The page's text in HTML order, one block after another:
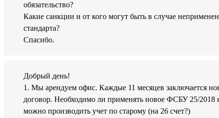
обязательство?
Какие санкции и от кого могут быть в случае
стандарта?
Спасибо.
Добрый день!
1. Мы арендуем офис. Каждые 11 месяцев заключается
договор. Необходимо ли применять новое ФСБУ 25/2018
можно производить учет по старому (на 26 счет?)